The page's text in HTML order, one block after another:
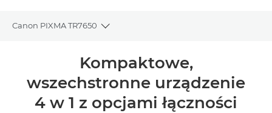
Canon PIXMA TR7650
Toggle breadcrumbs
Dane techniczne
Kompaktowe,
wszechstronne urządzenie
4 w 1 z opcjami łączności